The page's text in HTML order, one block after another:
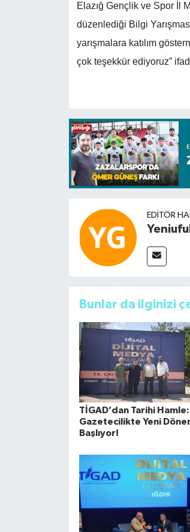
Elazığ Gençlik ve Spor İl
düzenlediği Bilgi
yarışmalara katılım
çok teşekkür ediyoruz”
EDITÖR
Bunlar da ilginizi
TİGAD’dan Tarihi Hamle:
Gazetecilikte Yeni
Başlıyor!